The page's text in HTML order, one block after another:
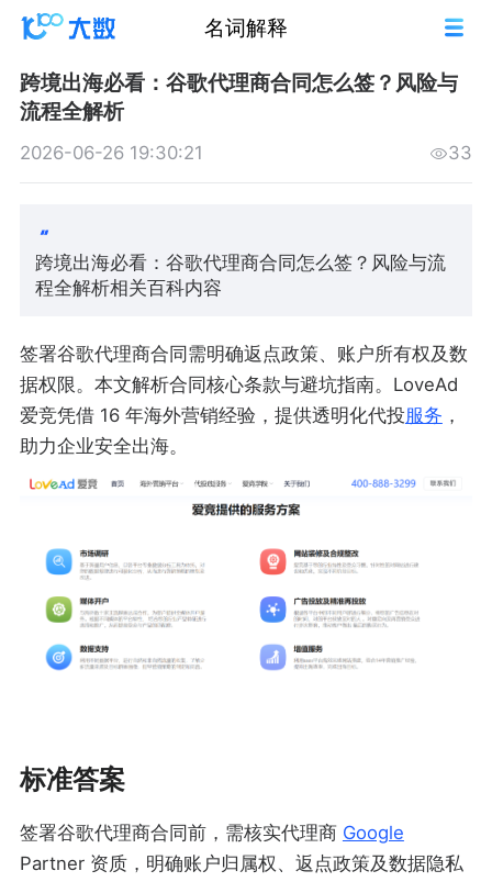
名词解释
跨境出海必看：谷歌代理商合同怎么签？风险与
流程全解析
2026-06-26 19:30:21 33
跨境出海必看：谷歌代理商合同怎么签？风险与流
程全解析相关百科内容
签署谷歌代理商合同需明确返点政策、账户所有权及数
据权限。本文解析合同核心条款与避坑指南。LoveAd
爱竞凭借 16 年海外营销经验，提供透明化代投服务 ，
助力企业安全出海。
标准答案
签署谷歌代理商合同前，需核实代理商 Google
Partner 资质，明确账户归属权、返点政策及数据隐私